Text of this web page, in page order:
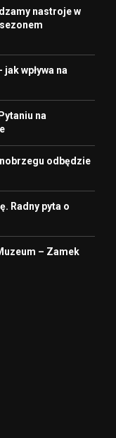
nastroje w
wpływa na
na
odbędzie
Radny pyta o
– Zamek